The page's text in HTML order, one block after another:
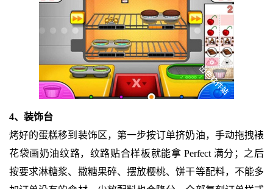
4、装饰台
烤好的蛋糕移到装饰区，第一步按订单挤奶油，手动拖拽裱
花袋画奶油纹路，纹路贴合样板就能拿 Perfect 满分；之后
按要求淋糖浆、撒糖果碎、摆放樱桃、饼干等配料，不能多